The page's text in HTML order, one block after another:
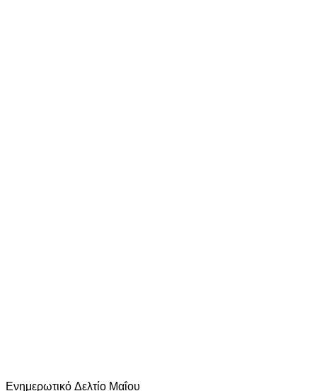
Ενημερωτικό Δελτίο Μαΐου